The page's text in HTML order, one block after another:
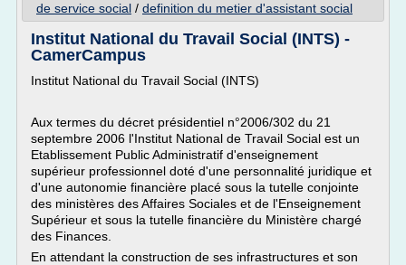
de service social / definition du metier d'assistant social
Institut National du Travail Social (INTS) -
CamerCampus
Institut National du Travail Social (INTS)
Aux termes du décret présidentiel n°2006/302 du 21
septembre 2006 l'Institut National de Travail Social est un
Etablissement Public Administratif d'enseignement
supérieur professionnel doté d'une personnalité juridique et
d'une autonomie financière placé sous la tutelle conjointe
des ministères des Affaires Sociales et de l'Enseignement
Supérieur et sous la tutelle financière du Ministère chargé
des Finances.
En attendant la construction de ses infrastructures et son